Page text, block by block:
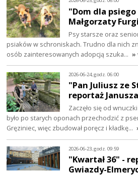
"Dom dla
Małgorzaty Furgi
Psy starsze oraz
psiaków w schroniskach. Trudno dla nich
osób zainteresowanych adopcją szuka… »
2026-06-24, godz. 06:00
"Pan Juliusz ze
reportaż
Zaczęło się od
było po starych oponach przechodzić z
Gręziniec, więc zbudował poręcz i kładkę…
2026-06-23, godz. 09:59
"Kwartał 36" -
Gwiazdy-